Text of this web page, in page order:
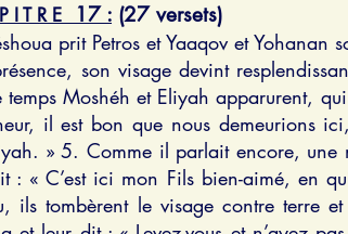
I T R E 17 : (27 versets)
prit Petros et Yaaqov et
son visage devint
Moshéh et Eliyah apparurent,
il est bon que nous demeurions
» 5. Comme il parlait encore, une
: « C’est ici mon Fils bien-aimé, en
ils tombèrent le visage contre terre